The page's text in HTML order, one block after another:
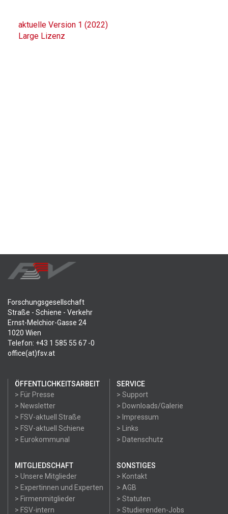
aktuelle Version 1 (2022)
Large Lizenz
Forschungsgesellschaft
Straße - Schiene - Verkehr
Ernst-Melchior-Gasse 24
1020 Wien
Telefon: +43 1 585 55 67 -0
office(at)fsv.at
ÖFFENTLICHKEITSARBEIT
> Für Presse
> Newsletter
> FSV-aktuell Straße
> FSV-aktuell Schiene
> Eurokommunal
SERVICE
> Support
> Downloads/Galerie
> Impressum
> Links
> Datenschutz
MITGLIEDSCHAFT
> Unsere Mitglieder
> Expertinnen und Experten
> Firmenmitglieder
> FSV-intern
SONSTIGES
> Kontakt
> AGB
> Statuten
> Studierenden-Jobs